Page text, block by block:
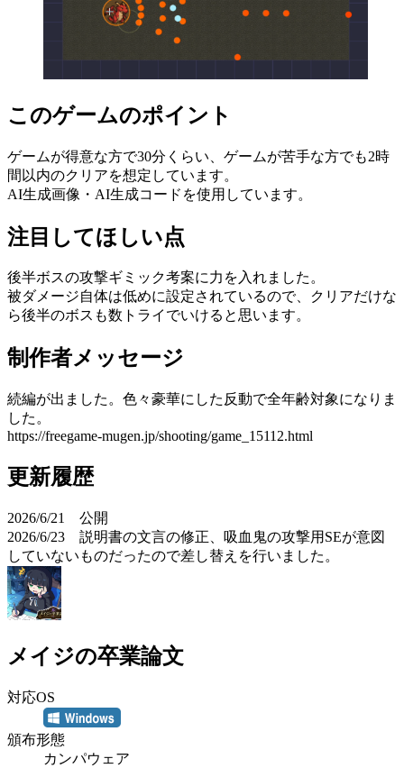
このゲームのポイント
ゲームが得意な方で30分くらい、ゲームが苦手な方でも2時
間以内のクリアを想定しています。
AI生成画像・AI生成コードを使用しています。
注目してほしい点
後半ボスの攻撃ギミック考案に力を入れました。
被ダメージ自体は低めに設定されているので、クリアだけな
ら後半のボスも数トライでいけると思います。
制作者メッセージ
続編が出ました。色々豪華にした反動で全年齢対象になりま
した。
https://freegame-mugen.jp/shooting/game_15112.html
更新履歴
2026/6/21 公開
2026/6/23 説明書の文言の修正、吸血鬼の攻撃用SEが意図
していないものだったので差し替えを行いました。
メイジの卒業論文
対応OS
頒布形態
カンパウェア